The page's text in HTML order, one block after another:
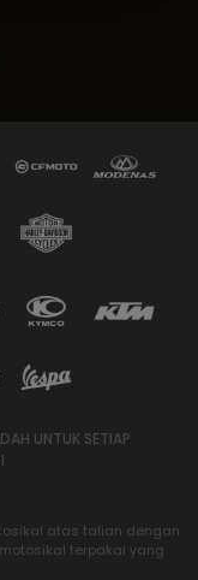
UNTUK SETIAP
atas talian dengan
terpakai yang